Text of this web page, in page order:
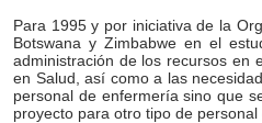
Para 1995 y por iniciativa de la
Botswana y Zimbabwe en el
administración de los recursos en
en Salud, así como a las
personal de enfermería sino que
proyecto para otro tipo de personal